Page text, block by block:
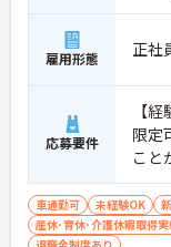
雇用形態 正社
応募要件
【
限定
こと
遇 ※
車通勤可 未経験OK
産休･育休･介護休暇取得実